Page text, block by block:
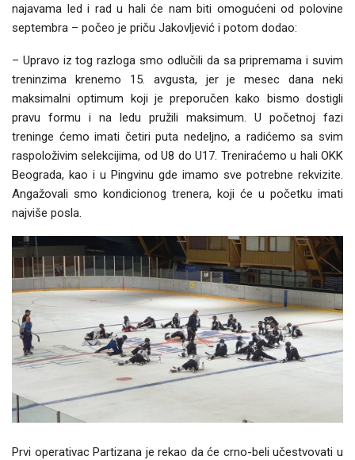
najavama led i rad u hali će nam biti omogućeni od polovine
septembra – počeo je priču Jakovljević i potom dodao:
– Upravo iz tog razloga smo odlučili da sa pripremama i suvim
treninzima krenemo 15. avgusta, jer je mesec dana neki
maksimalni optimum koji je preporučen kako bismo dostigli
pravu formu i na ledu pružili maksimum. U početnoj fazi
treninge ćemo imati četiri puta nedeljno, a radićemo sa svim
raspoloživim selekcijima, od U8 do U17. Treniraćemo u hali OKK
Beograda, kao i u Pingvinu gde imamo sve potrebne rekvizite.
Angažovali smo kondicionog trenera, koji će u početku imati
najviše posla.
Prvi operativac Partizana je rekao da će crno-beli učestvovati u